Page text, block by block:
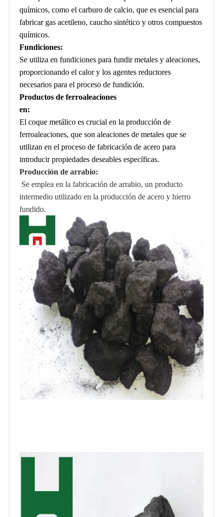
químicos, como el carburo de calcio, que es esencial para
fabricar gas acetileno, caucho sintético y otros compuestos
químicos.
Fundiciones:
Se utiliza en fundiciones para fundir metales y aleaciones,
proporcionando el calor y los agentes reductores
necesarios para el proceso de fundición.
Productos de ferroaleaciones
en:
El coque metálico es crucial en la producción de
ferroaleaciones, que son aleaciones de metales que se
utilizan en el proceso de fabricación de acero para
introducir propiedades deseables específicas.
Producción de arrabio:
Se emplea en la fabricación de arrabio, un producto
intermedio utilizado en la producción de acero y hierro
fundido.